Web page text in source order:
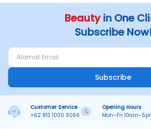
go
Bahan Aktif Unggulan:
Ceramide NP – Memperkuat skin barrier bibir
kelembapan
Vitamin C – Membantu mencerahkan bibir
Hyaluronic Acid – Menghidrasi secara
Aloe Vera & Bisabolol – Menenangkan dan
Beautyin One
Subscribe
Subscribe
Customer Service
+62 813 1000 9066
Opening Hours
Mon–Fri